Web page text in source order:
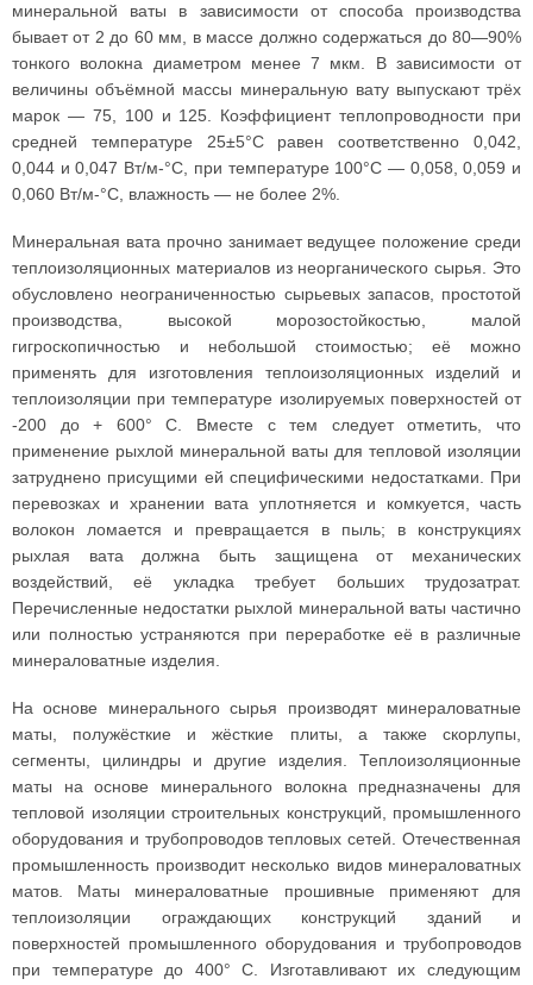
минеральной ваты в зависимости от способа производства
бывает от 2 до 60 мм, в массе должно содержаться до 80—90%
тонкого волокна диаметром менее 7 мкм. В зависимости от
величины объёмной массы минеральную вату выпускают трёх
марок — 75, 100 и 125. Коэффициент теплопроводности при
средней температуре 25±5°С равен соответственно 0,042,
0,044 и 0,047 Вт/м-°С, при температуре 100°С — 0,058, 0,059 и
0,060 Вт/м-°С, влажность — не более 2%.
Минеральная вата прочно занимает ведущее положение среди
теплоизоляционных материалов из неорганического сырья. Это
обусловлено неограниченностью сырьевых запасов, простотой
производства, высокой морозостойкостью, малой
гигроскопичностью и небольшой стоимостью; её можно
применять для изготовления теплоизоляционных изделий и
теплоизоляции при температуре изолируемых поверхностей от
-200 до + 600° С. Вместе с тем следует отметить, что
применение рыхлой минеральной ваты для тепловой изоляции
затруднено присущими ей специфическими недостатками. При
перевозках и хранении вата уплотняется и комкуется, часть
волокон ломается и превращается в пыль; в конструкциях
рыхлая вата должна быть защищена от механических
воздействий, её укладка требует больших трудозатрат.
Перечисленные недостатки рыхлой минеральной ваты частично
или полностью устраняются при переработке её в различные
минераловатные изделия.
На основе минерального сырья производят минераловатные
маты, полужёсткие и жёсткие плиты, а также скорлупы,
сегменты, цилиндры и другие изделия. Теплоизоляционные
маты на основе минерального волокна предназначены для
тепловой изоляции строительных конструкций, промышленного
оборудования и трубопроводов тепловых сетей. Отечественная
промышленность производит несколько видов минераловатных
матов. Маты минераловатные прошивные применяют для
теплоизоляции ограждающих конструкций зданий и
поверхностей промышленного оборудования и трубопроводов
при температуре до 400° С. Изготавливают их следующим